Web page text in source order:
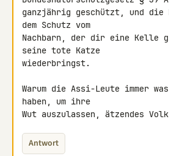
ganzjährig geschützt, und
dem Schutz vom
Nachbarn, der dir eine Kelle
seine tote Katze
wiederbringst.
Warum die Assi-Leute immer
haben, um ihre
Wut auszulassen, ätzendes
Antwort